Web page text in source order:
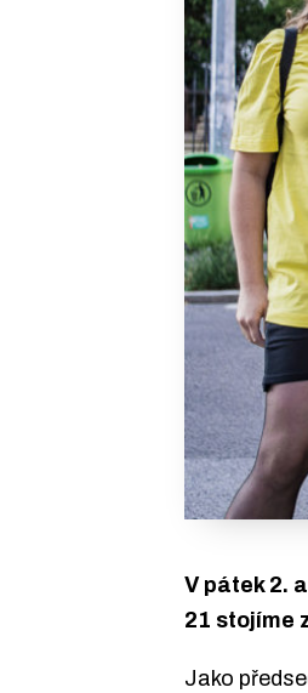
V pátek 2.
21 stojíme
Jako